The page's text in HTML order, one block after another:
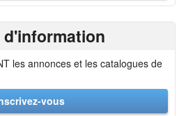
les annonces et les catalogues de
vous